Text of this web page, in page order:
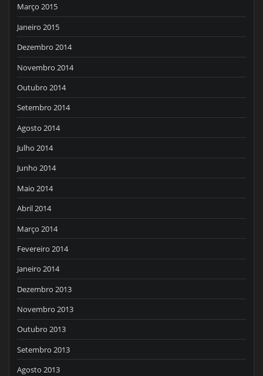
Março 2015
Janeiro 2015
Dezembro 2014
Novembro 2014
Outubro 2014
Setembro 2014
Agosto 2014
Julho 2014
Junho 2014
Maio 2014
Abril 2014
Março 2014
Fevereiro 2014
Janeiro 2014
Dezembro 2013
Novembro 2013
Outubro 2013
Setembro 2013
Agosto 2013